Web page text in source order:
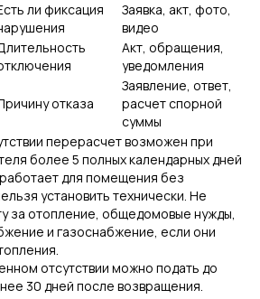
ли фиксация
Заявка, акт, фото,
видео
Акт, обращения,
уведомления
отказа
Заявление, ответ,
расчет спорной
суммы
перерасчет возможен при
более 5 полных календарных дней
для помещения без
установить технически. Не
за отопление, общедомовые нужды,
и газоснабжение, если они
отсутствии можно подать до
30 дней после возвращения.